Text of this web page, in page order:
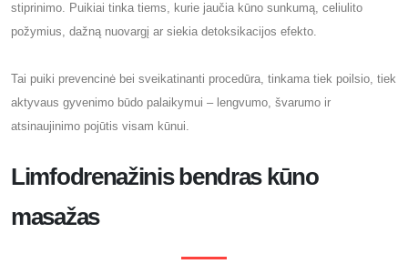
stiprinimo. Puikiai tinka tiems, kurie jaučia kūno sunkumą, celiulito
požymius, dažną nuovargį ar siekia detoksikacijos efekto.
Tai puiki prevencinė bei sveikatinanti procedūra, tinkama tiek poilsio, tiek
aktyvaus gyvenimo būdo palaikymui – lengvumo, švarumo ir
atsinaujinimo pojūtis visam kūnui.
Limfodrenažinis bendras kūno
masažas